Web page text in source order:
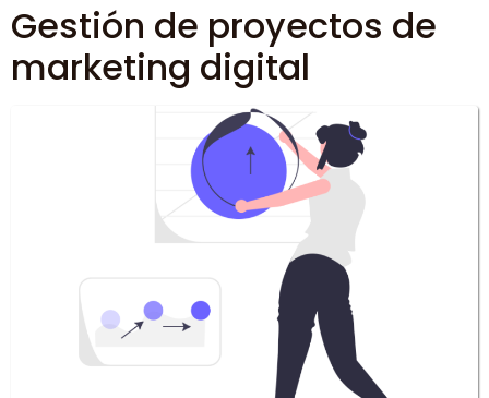
Gestión de proyectos de
marketing digital